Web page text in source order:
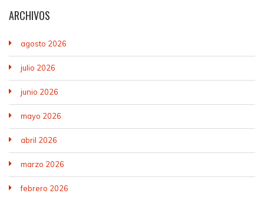
ARCHIVOS
agosto 2026
julio 2026
junio 2026
mayo 2026
abril 2026
marzo 2026
febrero 2026